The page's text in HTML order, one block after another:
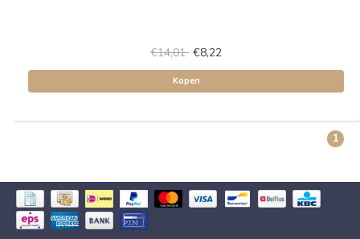
€14,01 €8,22
Kopen
1